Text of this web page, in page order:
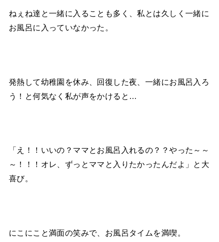
ねぇね達と一緒に入ることも多く、私とは久しく一緒に
お風呂に入っていなかった。
発熱して幼稚園を休み、回復した夜、一緒にお風呂入ろ
う！と何気なく私が声をかけると…
「え！！いいの？ママとお風呂入れるの？？やった～～
～！！！オレ、ずっとママと入りたかったんだよ」と大
喜び。
にこにこと満面の笑みで、お風呂タイムを満喫。